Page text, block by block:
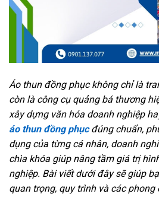
Áo thun đồng phục không chỉ là
còn là công cụ quảng bá thương
xây dựng văn hóa doanh nghiệp
áo thun đồng phụcđúng chuẩn,
dụng của từng cá nhân, doanh
chìa khóa giúp nâng tầm giá trị
nghiệp. Bài viết dưới đây sẽ giúp
quan trọng, quy trình và các phong